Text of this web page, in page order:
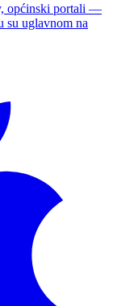
općinski portali —
su uglavnom na